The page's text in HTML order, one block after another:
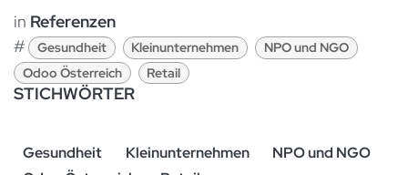
in Referenzen
#
Gesundheit Kleinunternehmen
NPO und NGO
Odoo Österreich
Retail
STICHWÖRTER
Gesundheit Kleinunternehmen
NPO und NGO